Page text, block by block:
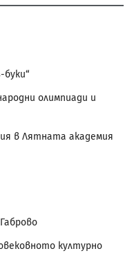
олимпиади и
в Лятната академия
културно